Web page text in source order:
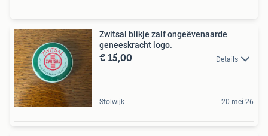
Zwitsal blikje zalf ongeëvenaarde
geneeskracht logo.
€ 15,00 Details
Stolwijk 20 mei 26